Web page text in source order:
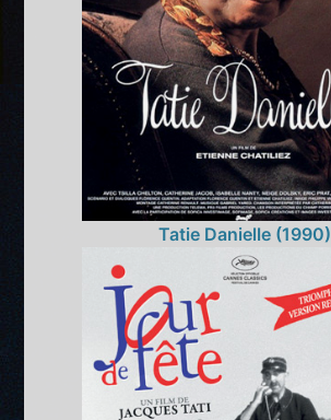
Tatie Danielle (1990)